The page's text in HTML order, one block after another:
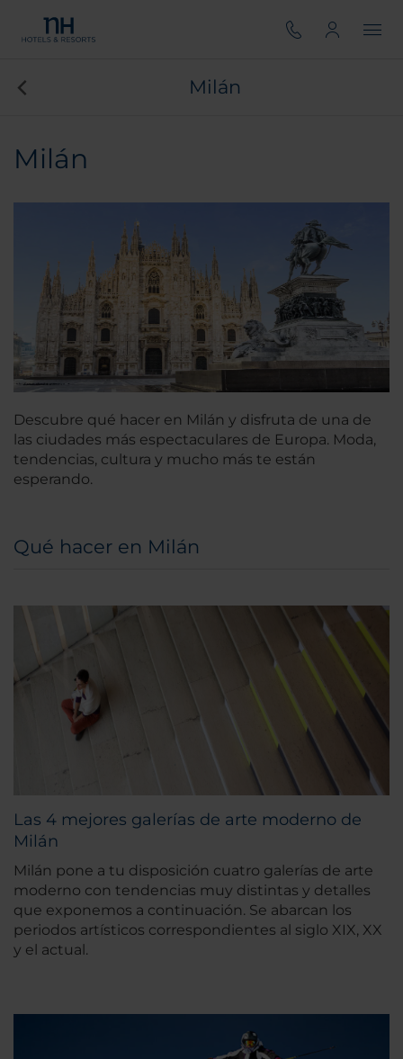
Milán
Milán
Descubre qué hacer en Milán y disfruta de una de
las ciudades más espectaculares de Europa. Moda,
tendencias, cultura y mucho más te están
esperando.
Qué hacer en Milán
Las 4 mejores galerías de arte moderno de
Milán
Milán pone a tu disposición cuatro galerías de arte
moderno con tendencias muy distintas y detalles
que exponemos a continuación. Se abarcan los
periodos artísticos correspondientes al siglo XIX, XX
y el actual.